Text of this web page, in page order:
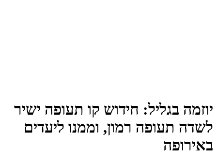
יוזמה בגליל: חידוש קו תעופה ישיר
לשדה תעופה רמון, וממנו ליעדים
באירופה